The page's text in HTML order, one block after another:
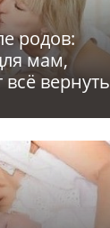
родов:
мам,
всё вернуть